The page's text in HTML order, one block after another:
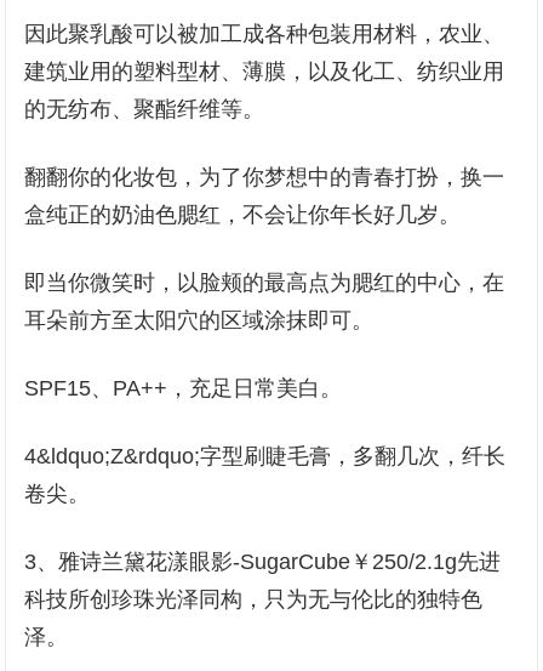
因此聚乳酸可以被加工成各种包装用材料，农业、
建筑业用的塑料型材、薄膜，以及化工、纺织业用
的无纺布、聚酯纤维等。
翻翻你的化妆包，为了你梦想中的青春打扮，换一
盒纯正的奶油色腮红，不会让你年长好几岁。
即当你微笑时，以脸颊的最高点为腮红的中心，在
耳朵前方至太阳穴的区域涂抹即可。
SPF15、PA++，充足日常美白。
4&ldquo;Z&rdquo;字型刷睫毛膏，多翻几次，纤长
卷尖。
3、雅诗兰黛花漾眼影-SugarCube￥250/2.1g先进
科技所创珍珠光泽同构，只为无与伦比的独特色
泽。